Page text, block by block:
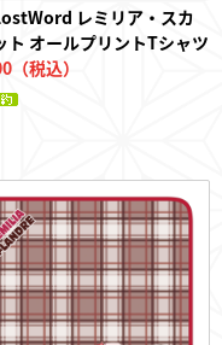
レミリア・スカ
ト オールプリントTシャツ
（税込）